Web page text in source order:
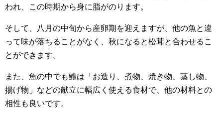
われ、この時期から身に脂がのります。
そして、八月の中旬から産卵期を迎えますが、他の魚と違
って味が落ちることがなく、秋になると松茸と合わせるこ
とができます。
また、魚の中でも鱧は「お造り、煮物、焼き物、蒸し物、
揚げ物」などの献立に幅広く使える食材で、他の材料との
相性も良いです。